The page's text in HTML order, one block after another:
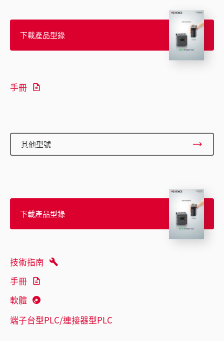
下載產品型錄
手冊
其他型號
下載產品型錄
技術指南
手冊
軟體
端子台型PLC/連接器型PLC